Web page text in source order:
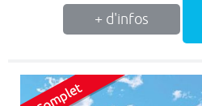
+ d'infos